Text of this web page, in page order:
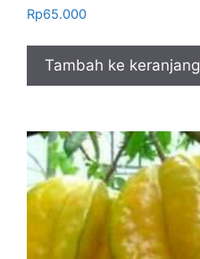
Rp65.000
Tambah ke keranjang